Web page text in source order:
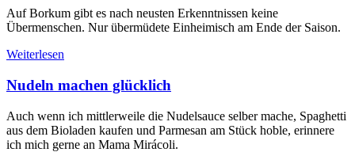
Auf Borkum gibt es nach neusten Erkenntnissen keine
Übermenschen. Nur übermüdete Einheimisch am Ende der Saison.
Weiterlesen
Nudeln machen glücklich
Auch wenn ich mittlerweile die Nudelsauce selber mache, Spaghetti
aus dem Bioladen kaufen und Parmesan am Stück hoble, erinnere
ich mich gerne an Mama Mirácoli.